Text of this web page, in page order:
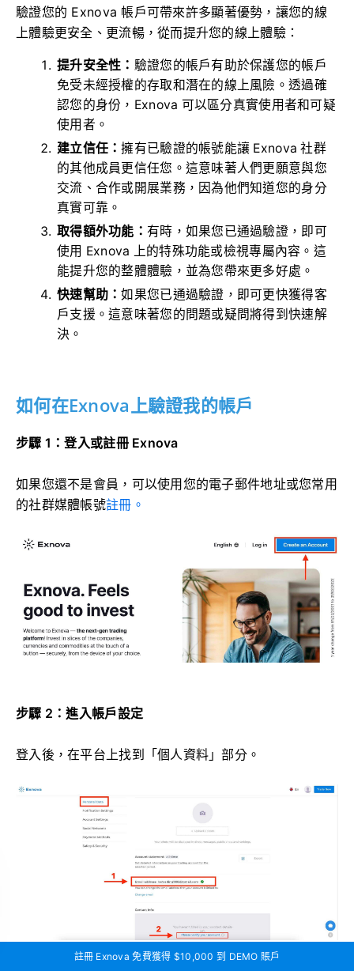
驗證您的 Exnova 帳戶可帶來許多顯著優勢，讓您的線
上體驗更安全、更流暢，從而提升您的線上體驗：
提升安全性： 驗證您的帳戶有助於保護您的帳戶
免受未經授權的存取和潛在的線上風險。透過確
認您的身份，Exnova 可以區分真實使用者和可疑
使用者。
建立信任：擁有已驗證的帳號能讓 Exnova 社群
的其他成員更信任您。這意味著人們更願意與您
交流、合作或開展業務，因為他們知道您的身分
真實可靠。
取得額外功能： 有時，如果您已通過驗證，即可
使用 Exnova 上的特殊功能或檢視專屬內容。這
能提升您的整體體驗，並為您帶來更多好處。
快速幫助：如果您已通過驗證，即可更快獲得客
戶支援。這意味著您的問題或疑問將得到快速解
決。
如何在Exnova上驗證我的帳戶
步驟 1：登入或註冊 Exnova
如果您還不是會員，可以使用您的電子郵件地址或您常用
的社群媒體帳號註冊。
步驟 2：進入帳戶設定
登入後，在平台上找到「個人資料」部分。
註冊 Exnova 免費獲得 $10,000 到 DEMO 賬戶